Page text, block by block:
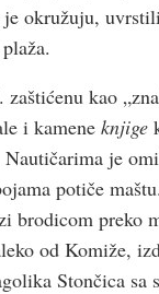
je okružuju,
kao
i kamene knjige
Nautičarima je
potiče
brodicom preko
od Komiže,
Stončica sa